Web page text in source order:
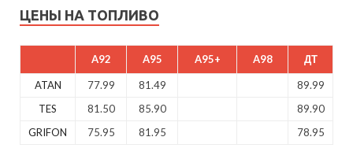
ЦЕНЫ НА ТОПЛИВО
A92 A95 A95+ A98 ДТ
ATAN 77.99 81.49
89.99
TES
81.50 85.90
89.90
GRIFON
75.95 81.95 78.95